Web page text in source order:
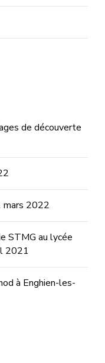
de découverte
mars 2022
STMG au lycée
2021
à Enghien-les-